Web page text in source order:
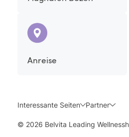
Anreise
Interessante Seiten Partner
© 2026 Belvita Leading